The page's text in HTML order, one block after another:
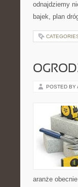
odnajdziemy
bajek, plan
POSTED BY
aranże